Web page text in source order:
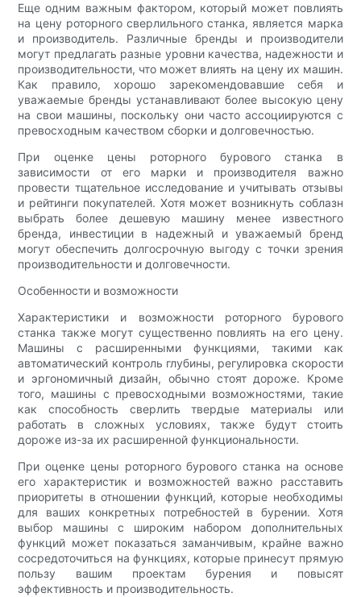
Еще одним важным фактором, который может повлиять
на цену роторного сверлильного станка, является марка
и производитель. Различные бренды и производители
могут предлагать разные уровни качества, надежности и
производительности, что может влиять на цену их машин.
Как правило, хорошо зарекомендовавшие себя и
уважаемые бренды устанавливают более высокую цену
на свои машины, поскольку они часто ассоциируются с
превосходным качеством сборки и долговечностью.
При оценке цены роторного бурового станка в
зависимости от его марки и производителя важно
провести тщательное исследование и учитывать отзывы
и рейтинги покупателей. Хотя может возникнуть соблазн
выбрать более дешевую машину менее известного
бренда, инвестиции в надежный и уважаемый бренд
могут обеспечить долгосрочную выгоду с точки зрения
производительности и долговечности.
Особенности и возможности
Характеристики и возможности роторного бурового
станка также могут существенно повлиять на его цену.
Машины с расширенными функциями, такими как
автоматический контроль глубины, регулировка скорости
и эргономичный дизайн, обычно стоят дороже. Кроме
того, машины с превосходными возможностями, такие
как способность сверлить твердые материалы или
работать в сложных условиях, также будут стоить
дороже из-за их расширенной функциональности.
При оценке цены роторного бурового станка на основе
его характеристик и возможностей важно расставить
приоритеты в отношении функций, которые необходимы
для ваших конкретных потребностей в бурении. Хотя
выбор машины с широким набором дополнительных
функций может показаться заманчивым, крайне важно
сосредоточиться на функциях, которые принесут прямую
пользу вашим проектам бурения и повысят
эффективность и производительность.